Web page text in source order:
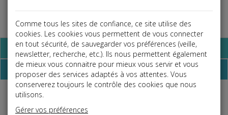
Base documentaire
Dépêches
Liste des dernières dépêches
Comme tous les sites de confiance, ce site utilise des
cookies. Les cookies vous permettent de vous connecter
en tout sécurité, de sauvegarder vos préférences (veille,
newsletter, recherche, etc.). Ils nous permettent également
de mieux vous connaitre pour mieux vous servir et vous
proposer des services adaptés à vos attentes. Vous
conserverez toujours le contrôle des cookies que nous
utilisons.
Gérer vos préférences